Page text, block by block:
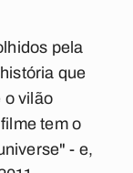
pela
que
o vilão
tem o
- e,